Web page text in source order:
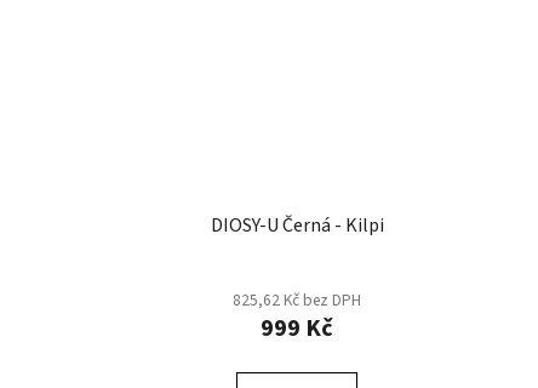
DIOSY-U Černá - Kilpi
825,62 Kč bez DPH
999 Kč